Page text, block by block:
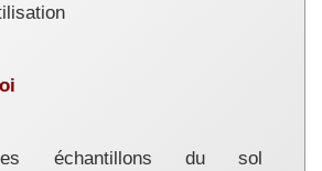
échantillons du sol